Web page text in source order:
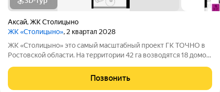
Аксай,ЖК Столицыно
ЖК «Столицыно», 2 квартал 2028
ЖК «Столицыно» это самый масштабный проект ГК ТОЧНО в
Ростовской области. На территории 42 га возводятся 18 домов
на 600 мест, медицинский центр, парк 8,4 га и фитнес-центр с
бассейном.
Позвонить